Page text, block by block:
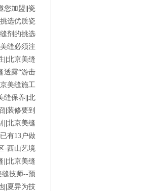
您加盟 ||瓷
选优质瓷
剂的挑选
缝必须注
北京美缝
透露“游击
美缝施工
缝保养 ||北
||装修要到
北京美缝
有13户做
-西山艺境
北京美缝
技师--预
|| 夏异为技